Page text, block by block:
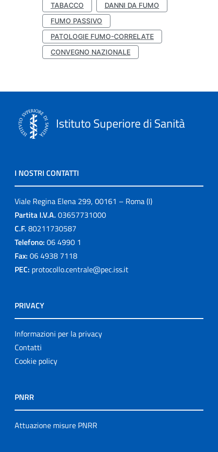
TABACCO
DANNI DA FUMO
FUMO PASSIVO
PATOLOGIE FUMO-CORRELATE
CONVEGNO NAZIONALE
Istituto Superiore di Sanità
I NOSTRI CONTATTI
Viale Regina Elena 299, 00161 – Roma (I)
Partita I.V.A. 03657731000
C.F. 80211730587
Telefono: 06 4990 1
Fax: 06 4938 7118
PEC: protocollo.centrale@pec.iss.it
PRIVACY
Informazioni per la privacy
Contatti
Cookie policy
PNRR
Attuazione misure PNRR